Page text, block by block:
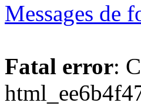
Messages de
Fatal error: